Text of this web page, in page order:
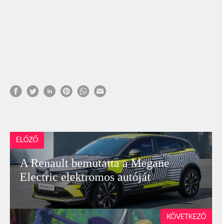
ELŐZŐ
A Renault bemutatta a Megane
Electric elektromos autóját
KÖVETKEZŐ